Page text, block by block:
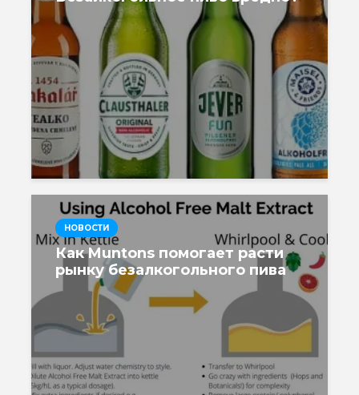
НОВОСТИ
Как Muntons помогает расти
рынку безалкогольного пива